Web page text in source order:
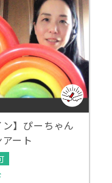
ン】ぴーちゃん
ート